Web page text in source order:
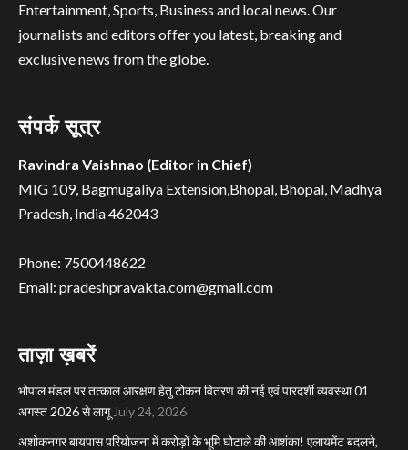
Entertainment, Sports, Business and local news. Our
journalists and editors offer you latest, breaking and
exclusive news from the globe.
संपर्क सूत्र
Ravindra Vaishnao (Editor in Chief)
MIG 109, Bagmugaliya Extension,Bhopal, Bhopal, Madhya
Pradesh, India 462043
Phone: 7500448622
Email: pradeshpravakta.com@gmail.com
ताज़ा ख़बरें
भोपाल मंडल पर तत्काल आरक्षण हेतु टोकन वितरण की नई एवं पारदर्शी व्यवस्था 01
अगस्त 2026 से लागू July 24, 2026
अशोकनगर बायपास परियोजना में करोड़ों के भूमि घोटाले की आशंका! एलायमेंट बदलने,